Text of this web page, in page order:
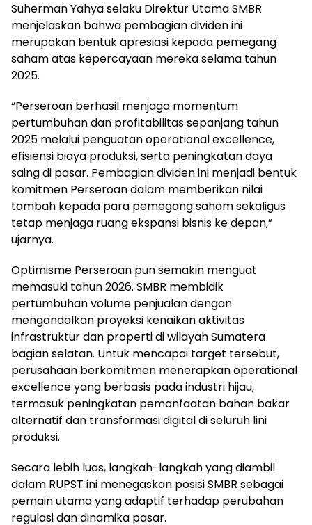
Suherman Yahya selaku Direktur Utama SMBR
menjelaskan bahwa pembagian dividen ini
merupakan bentuk apresiasi kepada pemegang
saham atas kepercayaan mereka selama tahun
2025.
“Perseroan berhasil menjaga momentum
pertumbuhan dan profitabilitas sepanjang tahun
2025 melalui penguatan operational excellence,
efisiensi biaya produksi, serta peningkatan daya
saing di pasar. Pembagian dividen ini menjadi bentuk
komitmen Perseroan dalam memberikan nilai
tambah kepada para pemegang saham sekaligus
tetap menjaga ruang ekspansi bisnis ke depan,”
ujarnya.
Optimisme Perseroan pun semakin menguat
memasuki tahun 2026. SMBR membidik
pertumbuhan volume penjualan dengan
mengandalkan proyeksi kenaikan aktivitas
infrastruktur dan properti di wilayah Sumatera
bagian selatan. Untuk mencapai target tersebut,
perusahaan berkomitmen menerapkan operational
excellence yang berbasis pada industri hijau,
termasuk peningkatan pemanfaatan bahan bakar
alternatif dan transformasi digital di seluruh lini
produksi.
Secara lebih luas, langkah-langkah yang diambil
dalam RUPST ini menegaskan posisi SMBR sebagai
pemain utama yang adaptif terhadap perubahan
regulasi dan dinamika pasar.